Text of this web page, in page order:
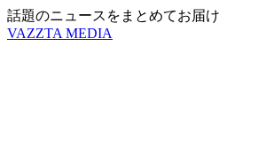
話題のニュースをまとめてお届け
VAZZTA MEDIA